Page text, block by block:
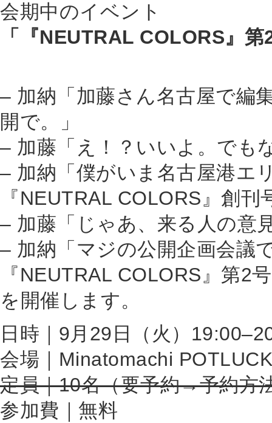
会期中のイベント
「『NEUTRAL COLORS』
– 加納「加藤さん名古屋で編
開で。」
– 加藤「え！？いいよ。でも
– 加納「僕がいま名古屋港エ
『NEUTRAL COLORS』創
– 加藤「じゃあ、来る人の意
– 加納「マジの公開企画会議
『NEUTRAL COLORS』第2
を開催します。
日時｜9月29日（火）
会場｜Minatomachi
定員｜10名（要予約→予約方
参加費｜無料